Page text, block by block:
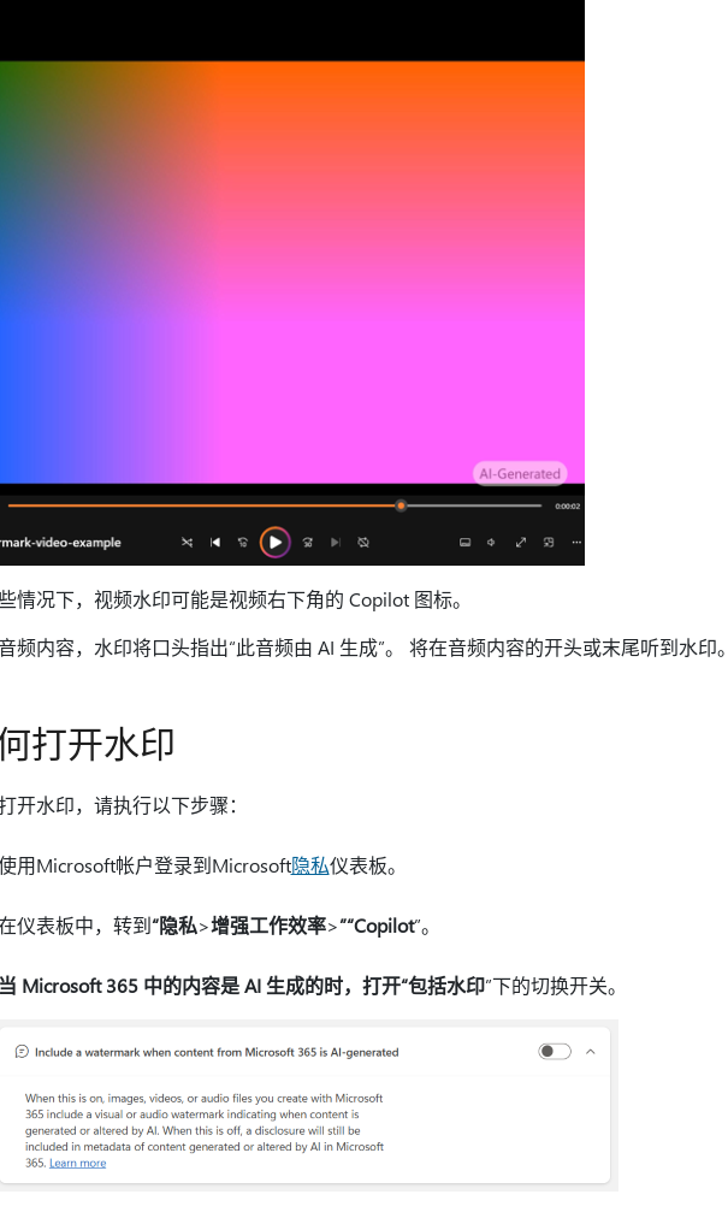
情况下，视频水印可能是视频右下角的 Copilot 图标。
频内容，水印将口头指出“此音频由 AI 生成”。 将在音频内容的开头或末尾听到水印
打开水印
开水印，请执行以下步骤：
用Microsoft帐户登录到Microsoft隐私仪表板。
仪表板中，转到“隐私>增强工作效率>”“Copilot”。
当 Microsoft 365 中的内容是 AI 生成的时，打开“包括水印”下的切换开关。